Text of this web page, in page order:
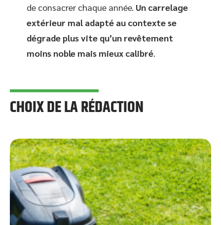
de consacrer chaque année. Un carrelage
extérieur mal adapté au contexte se
dégrade plus vite qu’un revêtement
moins noble mais mieux calibré.
CHOIX DE LA RÉDACTION